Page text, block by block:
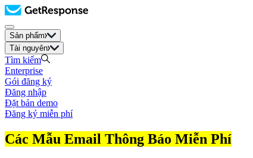
Sản phẩm
Tài nguyên
Tìm kiếm
Enterprise
Gói đăng ký
Đăng nhập
Đặt bản demo
Đăng ký miễn phí
Các Mẫu Email Thông Báo Miễn Phí